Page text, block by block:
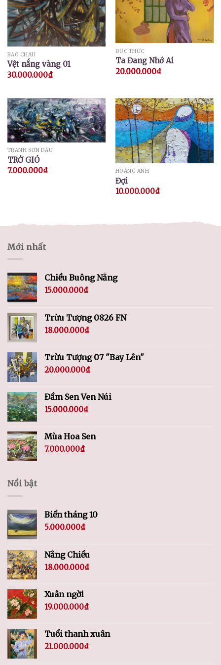
BẢO CHÂU
Vệt nắng vàng 01
30.000.000₫
ĐỨC THỨC
Ta Đang Nhớ Ai
20.000.000₫
TRANH SƠN DẦU
TRỞ GIÓ
7.000.000₫ HOÀNG ANH
Đợi
10.000.000₫
Mới nhất
Chiều Buông Nắng
15.000.000₫
Trừu Tượng 0826 FN
18.000.000₫
Trừu Tượng 07 "Bay Lên"
20.000.000₫
Đầm Sen Ven Núi
15.000.000₫
Mùa Hoa Sen
7.000.000₫
Nổi bật
Biển tháng 10
5.000.000₫
Nắng Chiều
18.000.000₫
Xuân ngời
19.000.000₫
Tuổi thanh xuân
21.000.000₫